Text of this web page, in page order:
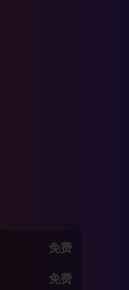
免费
免费